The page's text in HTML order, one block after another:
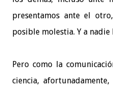
presentamos ante el
posible molestia. Y a
Pero como la
ciencia,